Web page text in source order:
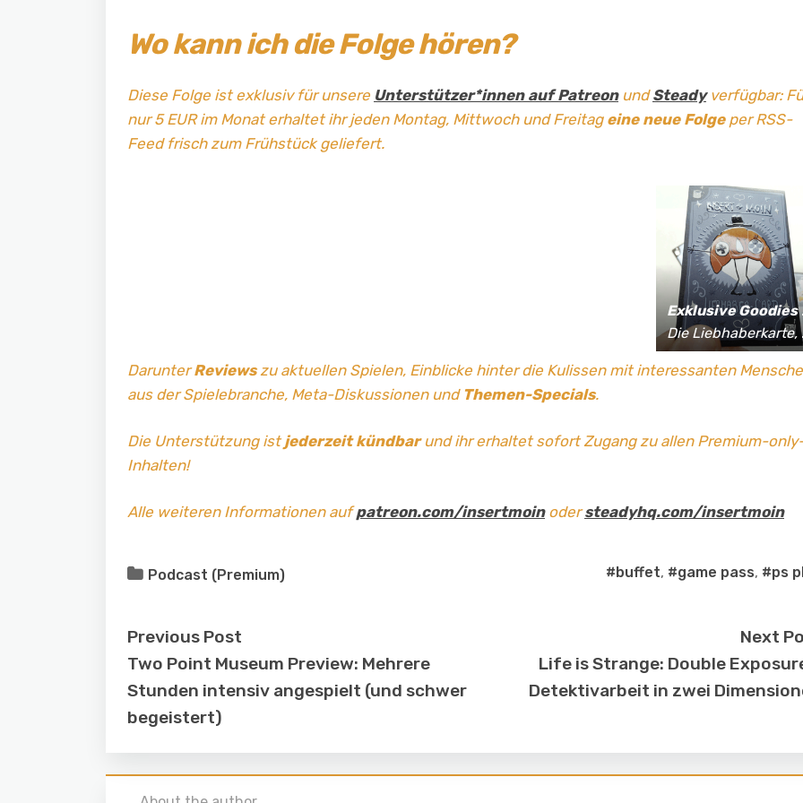
Wo kann ich die Folge hören?
Diese Folge ist exklusiv für unsere Unterstützer*innen auf PatreonundSteadyverfügbar:
nur 5 EUR im Monat erhaltet ihr jeden Montag, Mittwoch und Freitageine neue Folgeper RSS-
Feed frisch zum Frühstück geliefert.
Exklusive Goodiesfür Supporter*innen:
Die Liebhaberkarte, jährlich limitierte Fan-Shirts und vieles mehr!
DarunterReviewszu aktuellen Spielen, Einblicke hinter die Kulissen mit interessanten
aus der Spielebranche, Meta-Diskussionen und Themen-Specials.
Die Unterstützung istjederzeit kündbarund ihr erhaltet sofort Zugang zu allen Premium-
Inhalten!
Alle weiteren Informationen aufpatreon.com/insertmoinodersteadyhq.com/insertmoin
Podcast (Premium) #buffet, #game pass, #ps
Previous Post
Two Point Museum Preview: Mehrere
Stunden intensiv angespielt (und schwer
begeistert)
Next
Life is Strange: Double
Detektivarbeit in zwei